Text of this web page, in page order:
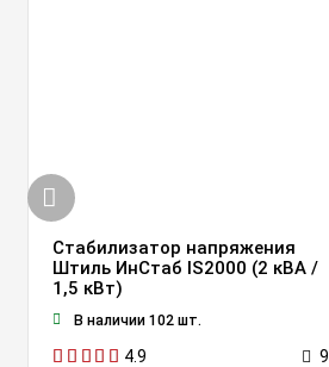
Стабилизатор напряжения
Штиль ИнСтаб IS2000 (2 кВА /
1,5 кВт)
В наличии 102 шт.
4.9 9